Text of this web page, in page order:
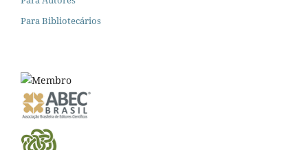
Para Bibliotecários